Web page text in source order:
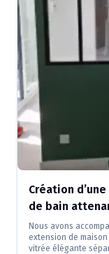
Création
de bain
Nous avons
extension de
vitrée élégante